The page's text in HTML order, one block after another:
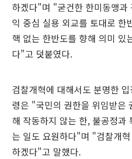
하겠다"며 "굳건한 한미동맹과
익 중심 실용 외교를 토대로 한
핵 없는 한반도를 향해 의미 있
다"고 덧붙였다.
검찰개혁에 대해서도 분명한
령은 "국민의 권한을 위임받은
해 작동하지 않는 한, 불공정과
는 일도 요원하다"며 "검찰개
하겠다"고 말했다.